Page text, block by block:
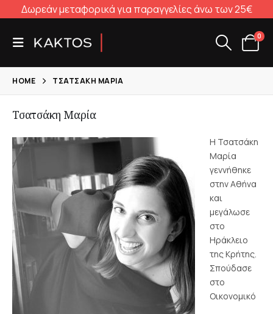
Δωρεάν μεταφορικά για παραγγελίες άνω των 25€
0
HOME ΤΣΑΤΣΆΚΗ ΜΑΡΊΑ
Τσατσάκη Μαρία
Η Τσατσάκη
Μαρία
γεννήθηκε
στην Αθήνα
και
μεγάλωσε
στο
Ηράκλειο
της Κρήτης.
Σπούδασε
στο
Οικονομικό